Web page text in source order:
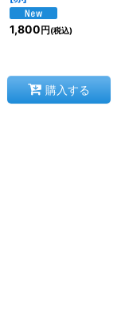
1,800 円 (税込)
購入する